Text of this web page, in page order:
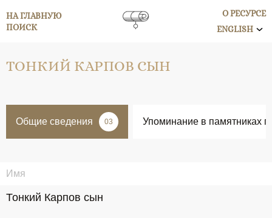
НА ГЛАВНУЮ
ПОИСК
О РЕСУРСЕ
ENGLISH
ТОНКИЙ КАРПОВ СЫН
Общие сведения 03 Упоминание в памятниках
Имя
Тонкий Карпов сын